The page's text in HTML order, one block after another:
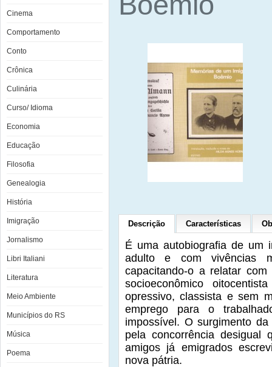
Cinema
Comportamento
Conto
Crônica
Culinária
Curso/ Idioma
Economia
Educação
Filosofia
Genealogia
História
Imigração
Jornalismo
Libri Italiani
Literatura
Meio Ambiente
Municípios do RS
Música
Poema
Descrição Características
É uma autobiografia de um
adulto e com vivências
capacitando-o a relatar
socioeconômico
opressivo, classista e sem
emprego para o
impossível. O surgimento
pela concorrência
amigos já emigrados
nova pátria.